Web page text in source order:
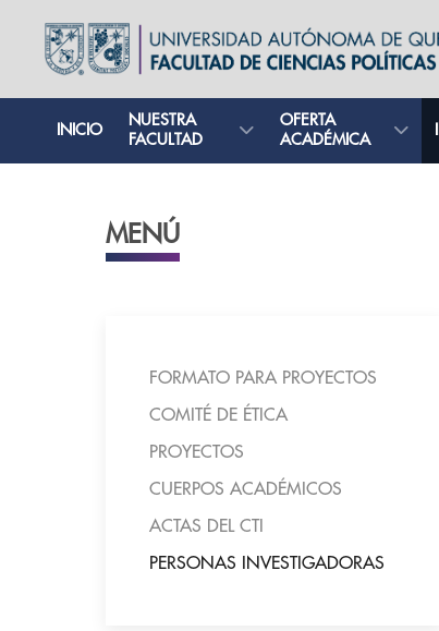
INICIO
NUESTRA
FACULTAD
OFERTA
ACADÉMICA
MENÚ
FORMATO PARA PROYECTOS
COMITÉ DE ÉTICA
PROYECTOS
CUERPOS ACADÉMICOS
ACTAS DEL CTI
PERSONAS INVESTIGADORAS